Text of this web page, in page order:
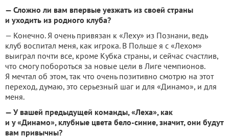
— Сложно ли вам впервые уезжать из своей страны
и уходить из родного клуба?
— Конечно. Я очень привязан к «Леху» из Познани, ведь
клуб воспитал меня, как игрока. В Польше я с «Лехом»
выиграл почти все, кроме Кубка страны, и сейчас счастлив,
что смогу побороться за новые цели в Лиге чемпионов.
Я мечтал об этом, так что очень позитивно смотрю на этот
переход, думаю, это серьезный шаг и для «Динамо», и для
меня.
— У вашей предыдущей команды, «Леха», как
и у «Динамо», клубные цвета бело-синие, значит, они будут
вам привычны?